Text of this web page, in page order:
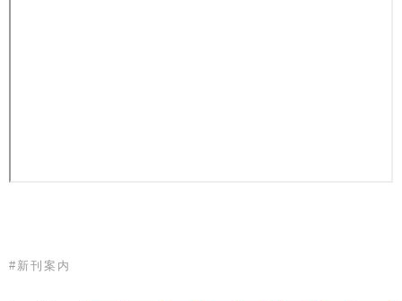
# 新刊案内